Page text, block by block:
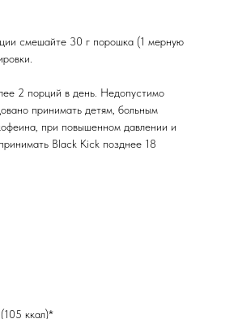
смешайте 30 г порошка (1 мерную
2 порций в день. Недопустимо
принимать детям, больным
при повышенном давлении и
Black Kick позднее 18
ккал)*